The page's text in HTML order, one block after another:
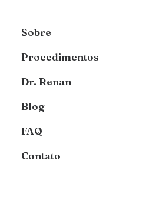
Sobre
Procedimentos
Dr. Renan
Blog
FAQ
Contato